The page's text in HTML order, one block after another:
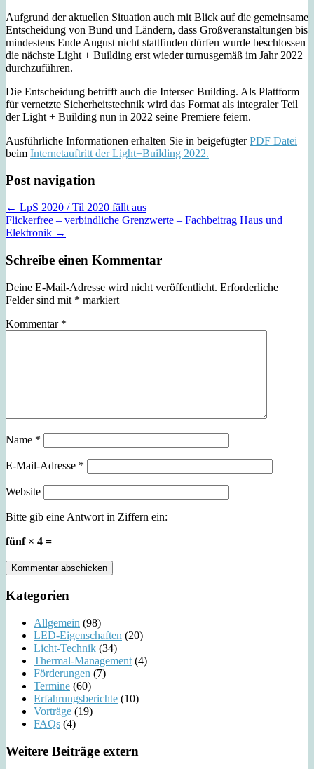
Aufgrund der aktuellen Situation auch mit Blick auf die gemeinsame
Entscheidung von Bund und Ländern, dass Großveranstaltungen bis
mindestens Ende August nicht stattfinden dürfen wurde beschlossen
die nächste Light + Building erst wieder turnusgemäß im Jahr 2022
durchzuführen.
Die Entscheidung betrifft auch die Intersec Building. Als Plattform
für vernetzte Sicherheitstechnik wird das Format als integraler Teil
der Light + Building nun in 2022 seine Premiere feiern.
Ausführliche Informationen erhalten Sie in beigefügterPDF Datei
beim Internetauftritt der Light+Building 2022.
Post navigation
← LpS 2020 / Til 2020 fällt aus
Flickerfree – verbindliche Grenzwerte – Fachbeitrag Haus und
Elektronik →
Schreibe einen Kommentar
Deine E-Mail-Adresse wird nicht veröffentlicht. Erforderliche
Felder sind mit * markiert
Kommentar *
Name *
E-Mail-Adresse *
Website
Bitte gib eine Antwort in Ziffern ein:
fünf × 4 =
Kategorien
Allgemein (98)
LED-Eigenschaften (20)
Licht-Technik (34)
Thermal-Management (4)
Förderungen (7)
Termine (60)
Erfahrungsberichte (10)
Vorträge (19)
FAQs (4)
Weitere Beiträge extern